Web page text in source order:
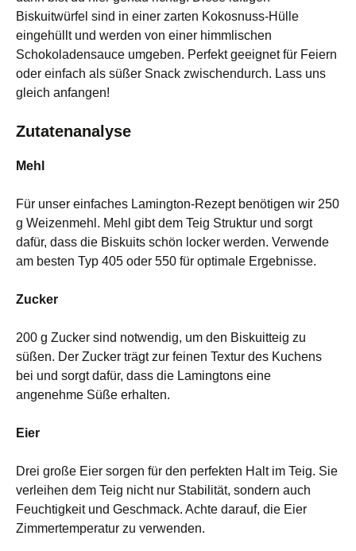
Biskuitwürfel sind in einer zarten Kokosnuss-Hülle
eingehüllt und werden von einer himmlischen
Schokoladensauce umgeben. Perfekt geeignet für Feiern
oder einfach als süßer Snack zwischendurch. Lass uns
gleich anfangen!
Zutatenanalyse
Mehl
Für unser einfaches Lamington-Rezept benötigen wir 250
g Weizenmehl. Mehl gibt dem Teig Struktur und sorgt
dafür, dass die Biskuits schön locker werden. Verwende
am besten Typ 405 oder 550 für optimale Ergebnisse.
Zucker
200 g Zucker sind notwendig, um den Biskuitteig zu
süßen. Der Zucker trägt zur feinen Textur des Kuchens
bei und sorgt dafür, dass die Lamingtons eine
angenehme Süße erhalten.
Eier
Drei große Eier sorgen für den perfekten Halt im Teig. Sie
verleihen dem Teig nicht nur Stabilität, sondern auch
Feuchtigkeit und Geschmack. Achte darauf, die Eier
Zimmertemperatur zu verwenden.